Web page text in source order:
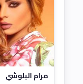
مرام البلوشي